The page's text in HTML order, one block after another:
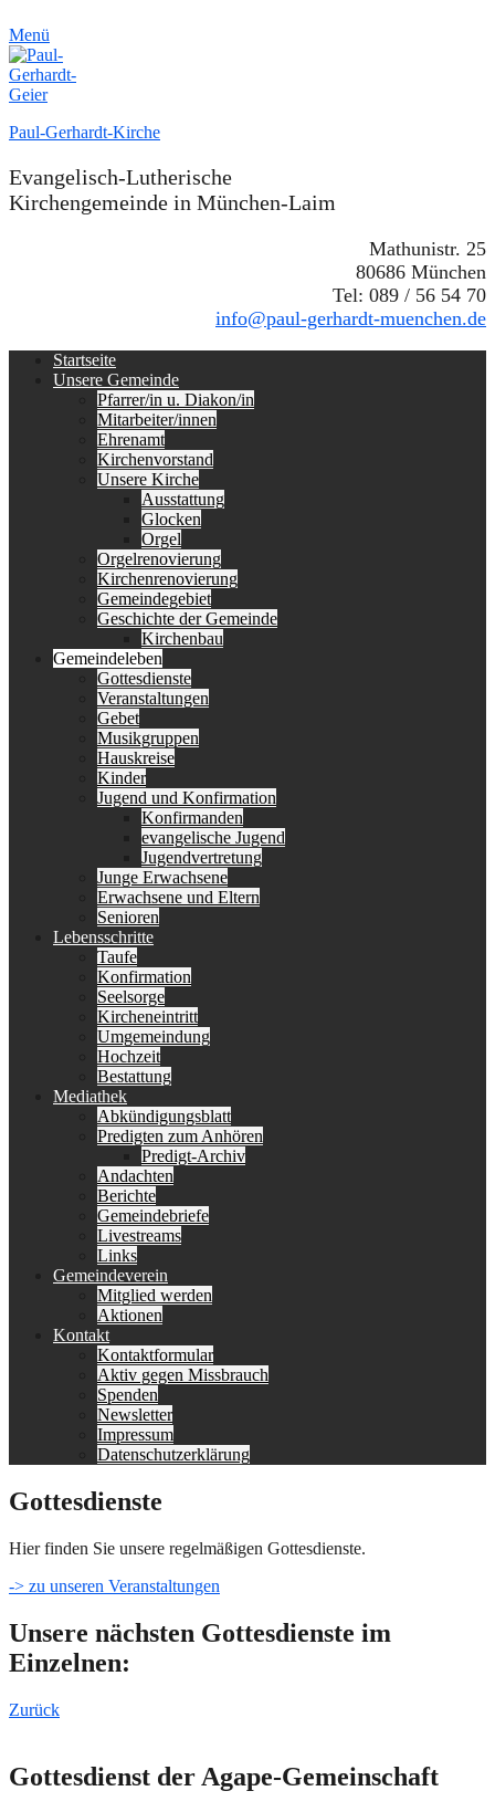
Menü
Paul-Gerhardt-Kirche
Evangelisch-Lutherische
Kirchengemeinde in München-Laim
Mathunistr. 25
80686 München
Tel: 089 / 56 54 70
info@paul-gerhardt-muenchen.de
Erstes
Menü
Startseite
Unsere Gemeinde
Pfarrer/in u. Diakon/in
Mitarbeiter/innen
Ehrenamt
Kirchenvorstand
Unsere Kirche
Ausstattung
Glocken
Orgel
Orgelrenovierung
Kirchenrenovierung
Gemeindegebiet
Geschichte der Gemeinde
Kirchenbau
Gemeindeleben
Gottesdienste
Veranstaltungen
Gebet
Musikgruppen
Hauskreise
Kinder
Jugend und Konfirmation
Konfirmanden
evangelische Jugend
Jugendvertretung
Junge Erwachsene
Erwachsene und Eltern
Senioren
Lebensschritte
Taufe
Konfirmation
Seelsorge
Kircheneintritt
Umgemeindung
Hochzeit
Bestattung
Mediathek
Abkündigungsblatt
Predigten zum Anhören
Predigt-Archiv
Andachten
Berichte
Gemeindebriefe
Livestreams
Links
Gemeindeverein
Mitglied werden
Aktionen
Kontakt
Kontaktformular
Aktiv gegen Missbrauch
Spenden
Newsletter
Impressum
Datenschutzerklärung
Gottesdienste
Hier finden Sie unsere regelmäßigen Gottesdienste.
-> zu unseren Veranstaltungen
Unsere nächsten Gottesdienste im
Einzelnen:
Zurück
Gottesdienst der Agape-Gemeinschaft